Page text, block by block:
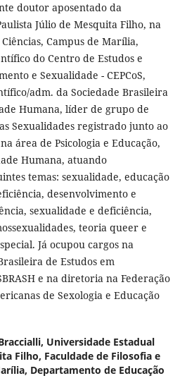
doutor aposentado da
Júlio de Mesquita Filho, na
Campus de Marília,
do Centro de Estudos e
e Sexualidade - CEPCoS,
adm. da Sociedade Brasileira
Humana, líder de grupo de
Sexualidades registrado junto ao
área de Psicologia e Educação,
Humana, atuando
temas: sexualidade, educação
desenvolvimento e
sexualidade e deficiência,
teoria queer e
Já ocupou cargos na
de Estudos em
e na diretoria na Federação
de Sexologia e Educação
Universidade Estadual
Filho, Faculdade de Filosofia e
Departamento de Educação